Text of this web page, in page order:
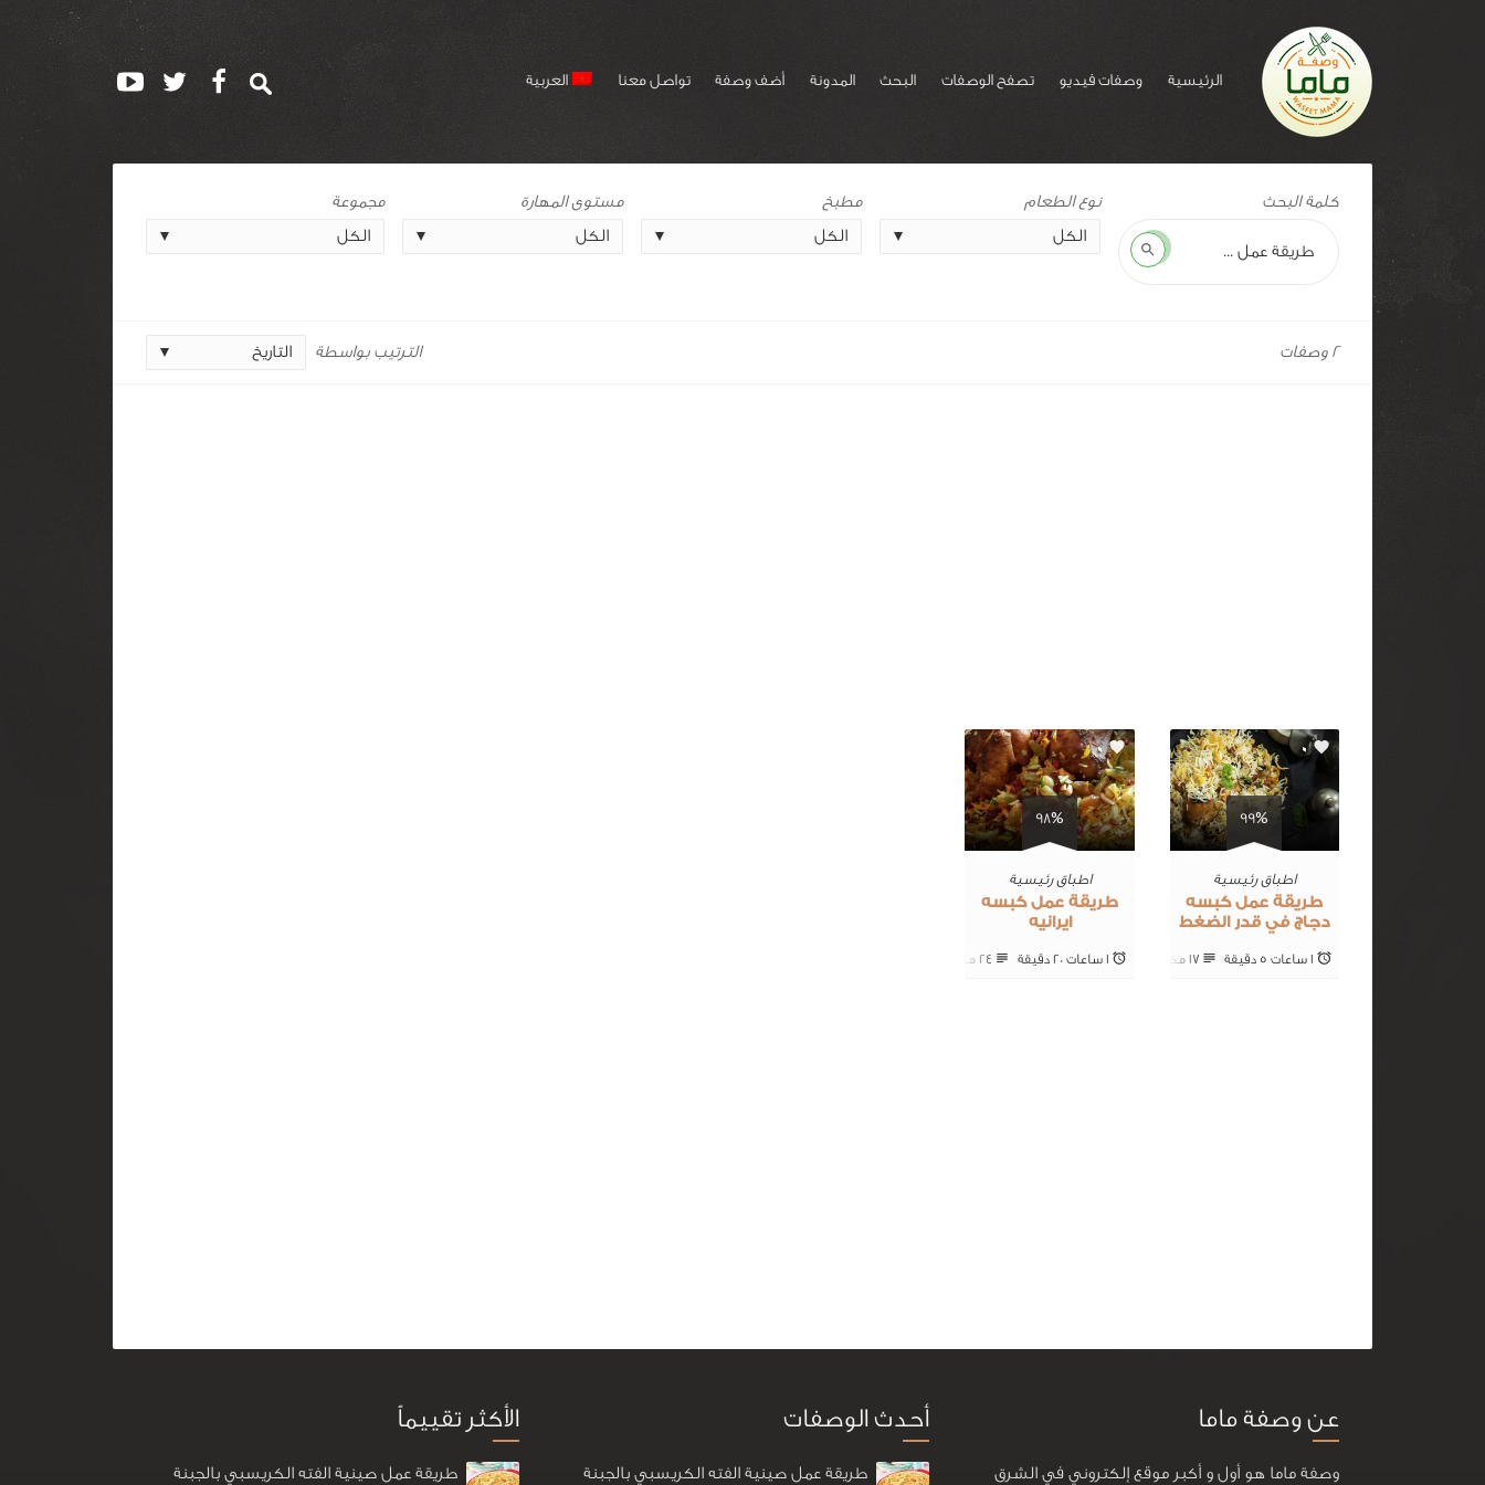
الرئيسية وصفات فيديو تصفح الوصفات البحث المدونة أضف وصفة تواصل معنا العربية
للوصفة:
كبسه
كلمة البحث
بحث
مطبخ
مستوى المهارة
مجموعة
2 وصفات الترتيب بواسطة التاريخ
99%
0
اطباق رئيسية
طريقة عمل كبسه
دجاج في قدر الضغط
1 ساعات 5 ‎دقيقة 17 ‎مكونات
98%
0
اطباق رئيسية
طريقة عمل كبسه
ايرانيه
1 ساعات 20 ‎دقيقة 24 ‎مكونات
الأكثر تقييماً
طريقة عمل صينية الفته الكريسبي بالجبنة
أحدث الوصفات
طريقة عمل صينية الفته الكريسبي بالجبنة
عن وصفة ماما
وصفة ماما هو أول و أكبر موقع إلكتروني في الشرق